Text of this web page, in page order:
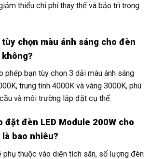
thiểu chi phí thay thế và bảo trì trong
chọn màu ánh sáng cho đèn
phép bạn tùy chọn 3 dải màu ánh sáng
trung tính 4000K và vàng 3000K, phù
và môi trường lắp đặt cụ thể.
đặt đèn LED Module 200W cho
bao nhiêu?
phụ thuộc vào diện tích sân, số lượng đèn